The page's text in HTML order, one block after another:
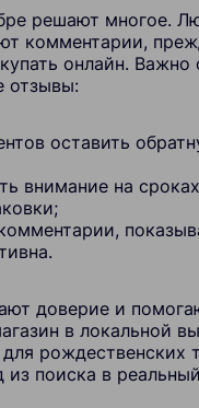
решают многое.
комментарии,
онлайн. Важно
отзывы:
оставить
внимание на
доверие и
в локальной
для рождественских
из поиска в